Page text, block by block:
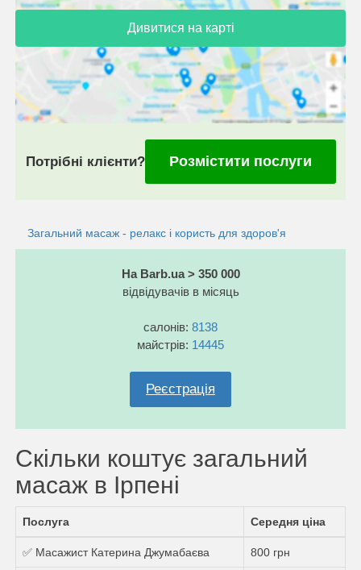
Дивитися на карті
Потрібні клієнти? Розмістити послуги
Загальний масаж - релакс і користь для здоров'я
На Barb.ua > 350 000
відвідувачів в місяць
салонів: 8138
майстрів: 14445
Реєстрація
Скільки коштує загальний
масаж в Ірпені
Послуга Середня ціна
✅ Масажист Катерина Джумабаєва 800 грн